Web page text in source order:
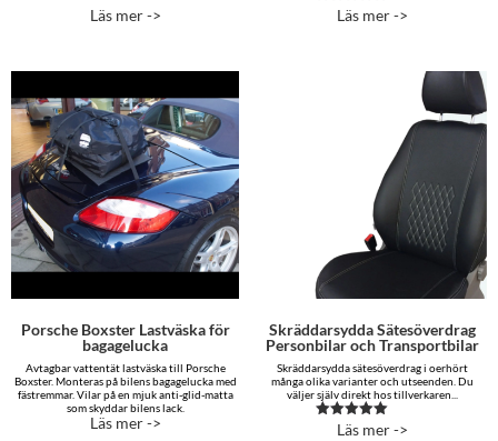
Läs mer ->
Betygsatt
Läs mer ->
Porsche Boxster Lastväska för
bagagelucka
Avtagbar vattentät lastväska till Porsche
Boxster. Monteras på bilens bagagelucka med
fästremmar. Vilar på en mjuk anti-glid-matta
som skyddar bilens lack.
Läs mer ->
Skräddarsydda Sätesöverdrag
Personbilar och Transportbilar
Skräddarsydda sätesöverdrag i oerhört
många olika varianter och utseenden. Du
väljer själv direkt hos tillverkaren...
Betygsatt
Läs mer ->